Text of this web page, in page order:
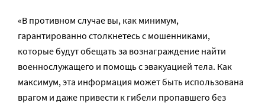
«В противном случае вы, как минимум,
гарантированно столкнетесь с мошенниками,
которые будут обещать за вознаграждение найти
военнослужащего и помощь с эвакуацией тела. Как
максимум, эта информация может быть использована
врагом и даже привести к гибели пропавшего без